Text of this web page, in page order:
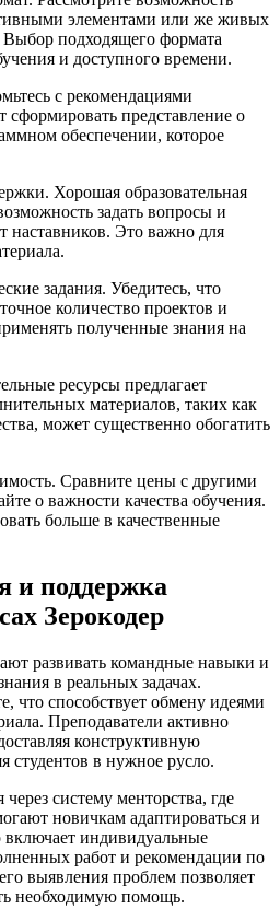
элементами или же живых
Выбор подходящего формата
и доступного времени.
с рекомендациями
представление о
обеспечении, которое
Хорошая образовательная
задать вопросы и
наставников. Это важно для
задания. Убедитесь, что
количество проектов и
полученные знания на
ресурсы предлагает
материалов, таких как
может существенно обогатить
Сравните цены с другими
о важности качества обучения.
больше в качественные
и поддержка
Зерокодер
развивать командные навыки и
в реальных задачах.
что способствует обмену идеями
Преподаватели активно
конструктивную
студентов в нужное русло.
систему менторства, где
новичкам адаптироваться и
включает индивидуальные
работ и рекомендации по
выявления проблем позволяет
необходимую помощь.